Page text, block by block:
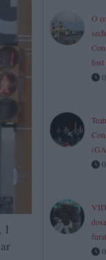
O
fost